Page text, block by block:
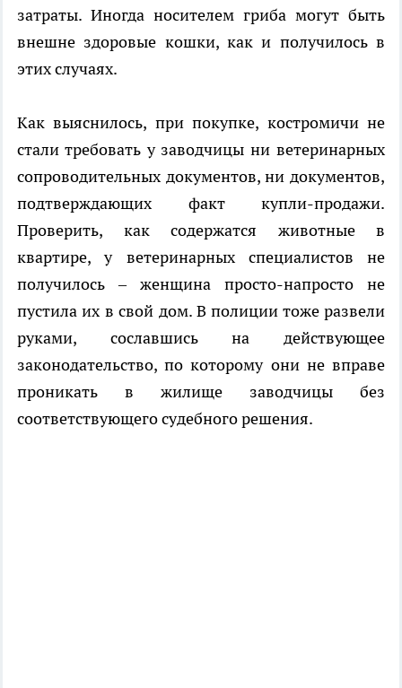
затраты. Иногда носителем гриба могут быть
внешне здоровые кошки, как и получилось в
этих случаях.
Как выяснилось, при покупке, костромичи не
стали требовать у заводчицы ни ветеринарных
сопроводительных документов, ни документов,
подтверждающих факт купли-продажи.
Проверить, как содержатся животные в
квартире, у ветеринарных специалистов не
получилось – женщина просто-напросто не
пустила их в свой дом. В полиции тоже развели
руками, сославшись на действующее
законодательство, по которому они не вправе
проникать в жилище заводчицы без
соответствующего судебного решения.